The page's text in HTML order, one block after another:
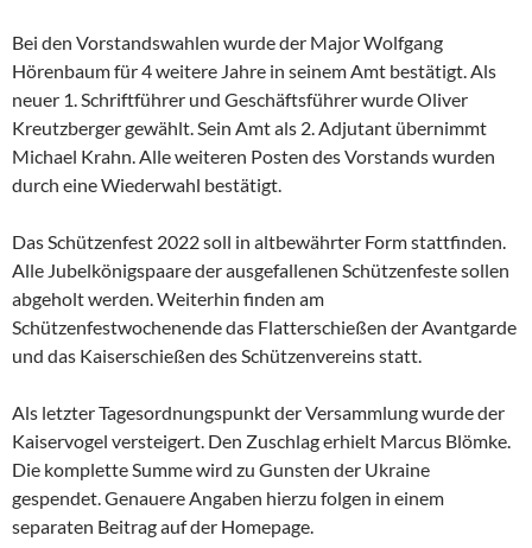
Bei den Vorstandswahlen wurde der Major Wolfgang
Hörenbaum für 4 weitere Jahre in seinem Amt bestätigt. Als
neuer 1. Schriftführer und Geschäftsführer wurde Oliver
Kreutzberger gewählt. Sein Amt als 2. Adjutant übernimmt
Michael Krahn. Alle weiteren Posten des Vorstands wurden
durch eine Wiederwahl bestätigt.
Das Schützenfest 2022 soll in altbewährter Form stattfinden.
Alle Jubelkönigspaare der ausgefallenen Schützenfeste sollen
abgeholt werden. Weiterhin finden am
Schützenfestwochenende das Flatterschießen der Avantgarde
und das Kaiserschießen des Schützenvereins statt.
Als letzter Tagesordnungspunkt der Versammlung wurde der
Kaiservogel versteigert. Den Zuschlag erhielt Marcus Blömke.
Die komplette Summe wird zu Gunsten der Ukraine
gespendet. Genauere Angaben hierzu folgen in einem
separaten Beitrag auf der Homepage.